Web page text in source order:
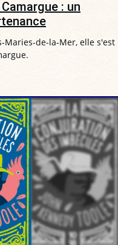
: un
Maries-de-la-Mer, elle s'est